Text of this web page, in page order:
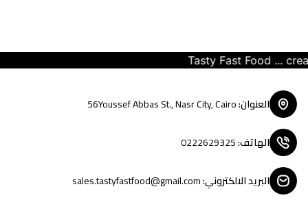
Tasty Fast Food ...
العنوان:
56Youssef Abbas St., Nasr City, Cairo
الهاتف:
0222629325
البريد الالكتروني:
sales.tastyfastfood@gmail.com